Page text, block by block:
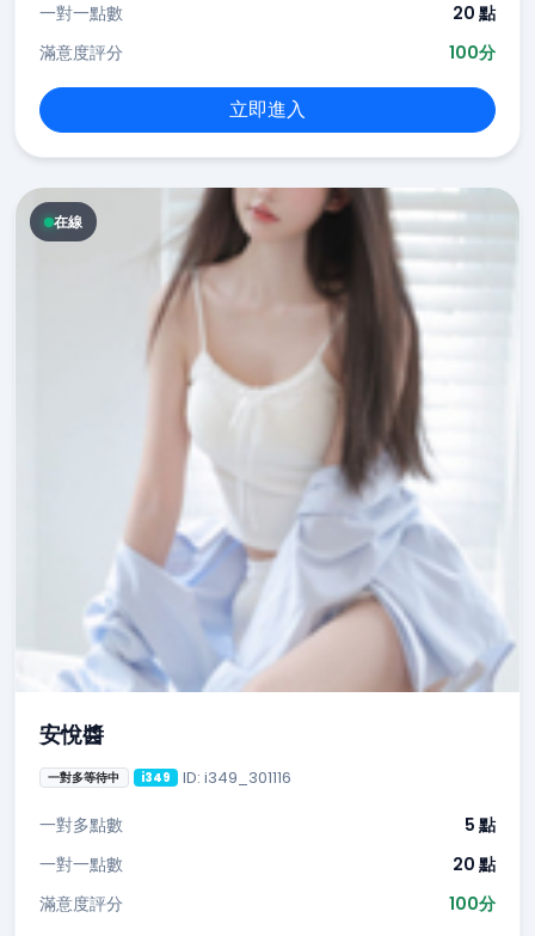
一對一點數
20 點
滿意度評分
100分
立即進入
在線
安悅醬
一對多等待中 i349 ID: i349_301116
一對多點數
5 點
一對一點數
20 點
滿意度評分
100分